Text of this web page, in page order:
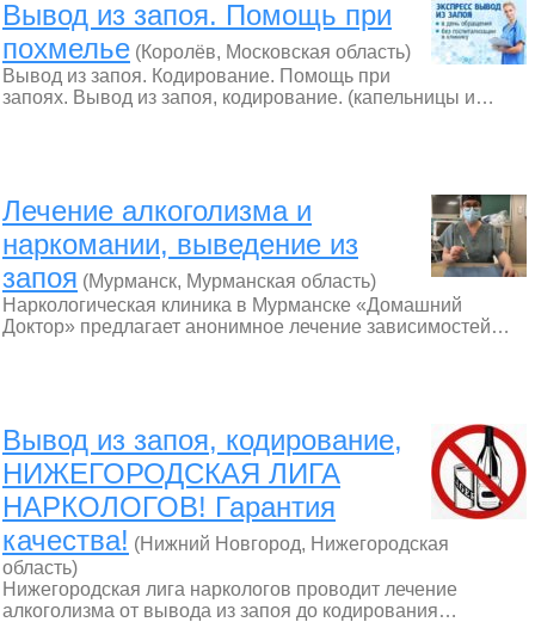
Вывод из запоя. Помощь при
похмелье (Королёв, Московская область)
Вывод из запоя. Кодирование. Помощь при
запоях. Вывод из запоя, кодирование. (капельницы и…
Лечение алкоголизма и
наркомании, выведение из
запоя (Мурманск, Мурманская область)
Наркологическая клиника в Мурманске «Домашний
Доктор» предлагает анонимное лечение зависимостей…
Вывод из запоя, кодирование,
НИЖЕГОРОДСКАЯ ЛИГА
НАРКОЛОГОВ! Гарантия
качества! (Нижний Новгород, Нижегородская
область)
Нижегородская лига наркологов проводит лечение
алкоголизма от вывода из запоя до кодирования…